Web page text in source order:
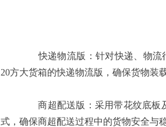
快递物流版：针对快递、物流行
20方大货箱的快递物流版，确保货物装
商超配送版：采用带花纹底板
式，确保商超配送过程中的货物安全与稳